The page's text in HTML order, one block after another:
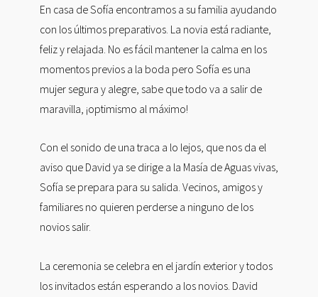
En casa de Sofía encontramos a su familia ayudando
con los últimos preparativos. La novia está radiante,
feliz y relajada. No es fácil mantener la calma en los
momentos previos a la boda pero Sofía es una
mujer segura y alegre, sabe que todo va a salir de
maravilla, ¡optimismo al máximo!
Con el sonido de una traca a lo lejos, que nos da el
aviso que David ya se dirige a la Masía de Aguas vivas,
Sofía se prepara para su salida. Vecinos, amigos y
familiares no quieren perderse a ninguno de los
novios salir.
La ceremonia se celebra en el jardín exterior y todos
los invitados están esperando a los novios. David